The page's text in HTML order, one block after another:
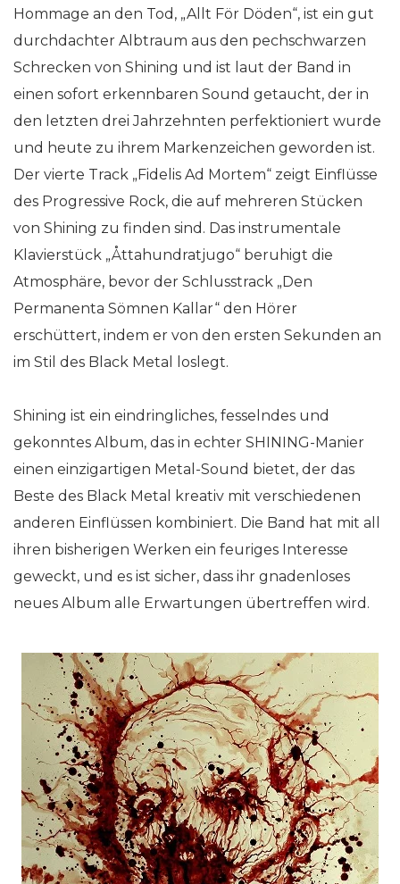
Hommage an den Tod, „Allt För Döden“, ist ein gut
durchdachter Albtraum aus den pechschwarzen
Schrecken von Shining und ist laut der Band in
einen sofort erkennbaren Sound getaucht, der in
den letzten drei Jahrzehnten perfektioniert wurde
und heute zu ihrem Markenzeichen geworden ist.
Der vierte Track „Fidelis Ad Mortem“ zeigt Einflüsse
des Progressive Rock, die auf mehreren Stücken
von Shining zu finden sind. Das instrumentale
Klavierstück „Åttahundratjugo“ beruhigt die
Atmosphäre, bevor der Schlusstrack „Den
Permanenta Sömnen Kallar“ den Hörer
erschüttert, indem er von den ersten Sekunden an
im Stil des Black Metal loslegt.
Shining ist ein eindringliches, fesselndes und
gekonntes Album, das in echter SHINING-Manier
einen einzigartigen Metal-Sound bietet, der das
Beste des Black Metal kreativ mit verschiedenen
anderen Einflüssen kombiniert. Die Band hat mit all
ihren bisherigen Werken ein feuriges Interesse
geweckt, und es ist sicher, dass ihr gnadenloses
neues Album alle Erwartungen übertreffen wird.